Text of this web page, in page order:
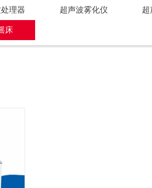
理器 超声波雾化仪 超
床